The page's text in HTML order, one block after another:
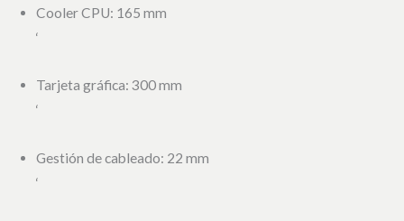
Cooler CPU: 165 mm
‘
Tarjeta gráfica: 300 mm
‘
Gestión de cableado: 22 mm
‘